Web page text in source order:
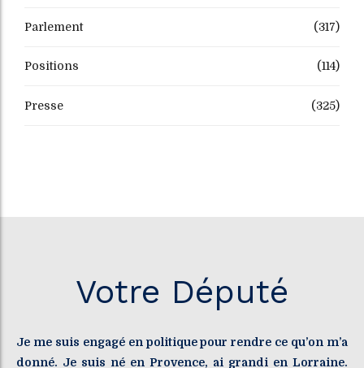
Parlement (317)
Positions (114)
Presse (325)
Votre Député
Je me suis engagé en politique pour rendre ce qu’on m’a
donné. Je suis né en Provence, ai grandi en Lorraine.